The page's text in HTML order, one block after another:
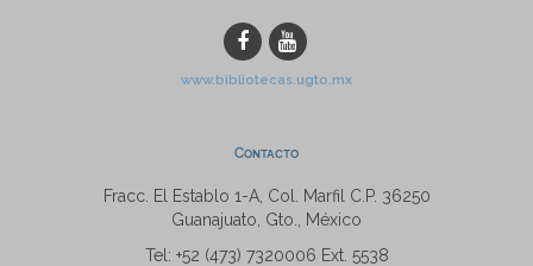
www.bibliotecas.ugto.mx
Contacto
Fracc. El Establo 1-A, Col. Marfil C.P. 36250
Guanajuato, Gto., México
Tel: +52 (473) 7320006 Ext. 5538